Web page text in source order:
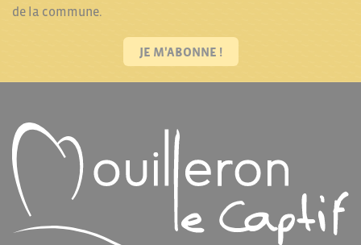
de la commune.
JE M'ABONNE !